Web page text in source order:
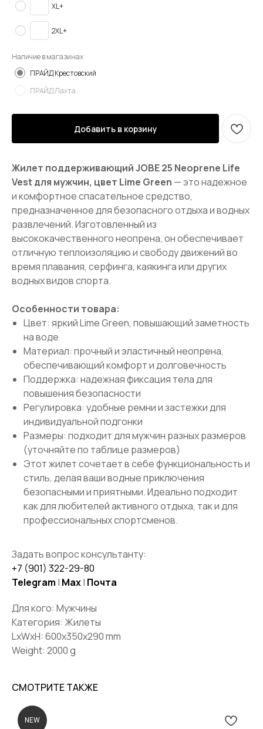
XL+
2XL+
Наличие в магазинах
ПРАЙД Крестовский
ПРАЙД Лахта
Добавить в корзину
Жилет поддерживающий JOBE 25 Neoprene Life
Vest для мужчин, цвет Lime Green — это надежное
и комфортное спасательное средство,
предназначенное для безопасного отдыха и водных
развлечений. Изготовленный из
высококачественного неопрена, он обеспечивает
отличную теплоизоляцию и свободу движений во
время плавания, серфинга, каякинга или других
водных видов спорта.
Особенности товара:
Цвет: яркий Lime Green, повышающий заметность
на воде
Материал: прочный и эластичный неопрена,
обеспечивающий комфорт и долговечность
Поддержка: надежная фиксация тела для
повышения безопасности
Регулировка: удобные ремни и застежки для
индивидуальной подгонки
Размеры: подходит для мужчин разных размеров
(уточняйте по таблице размеров)
Этот жилет сочетает в себе функциональность и
стиль, делая ваши водные приключения
безопасными и приятными. Идеально подходит
как для любителей активного отдыха, так и для
профессиональных спортсменов.
Задать вопрос консультанту:
+7 (901) 322-29-80
Telegram | Max| Почта
Для кого: Мужчины
Категория: Жилеты
LxWxH: 600x350x290 mm
Weight: 2000 g
СМОТРИТЕ ТАКЖЕ
NEW